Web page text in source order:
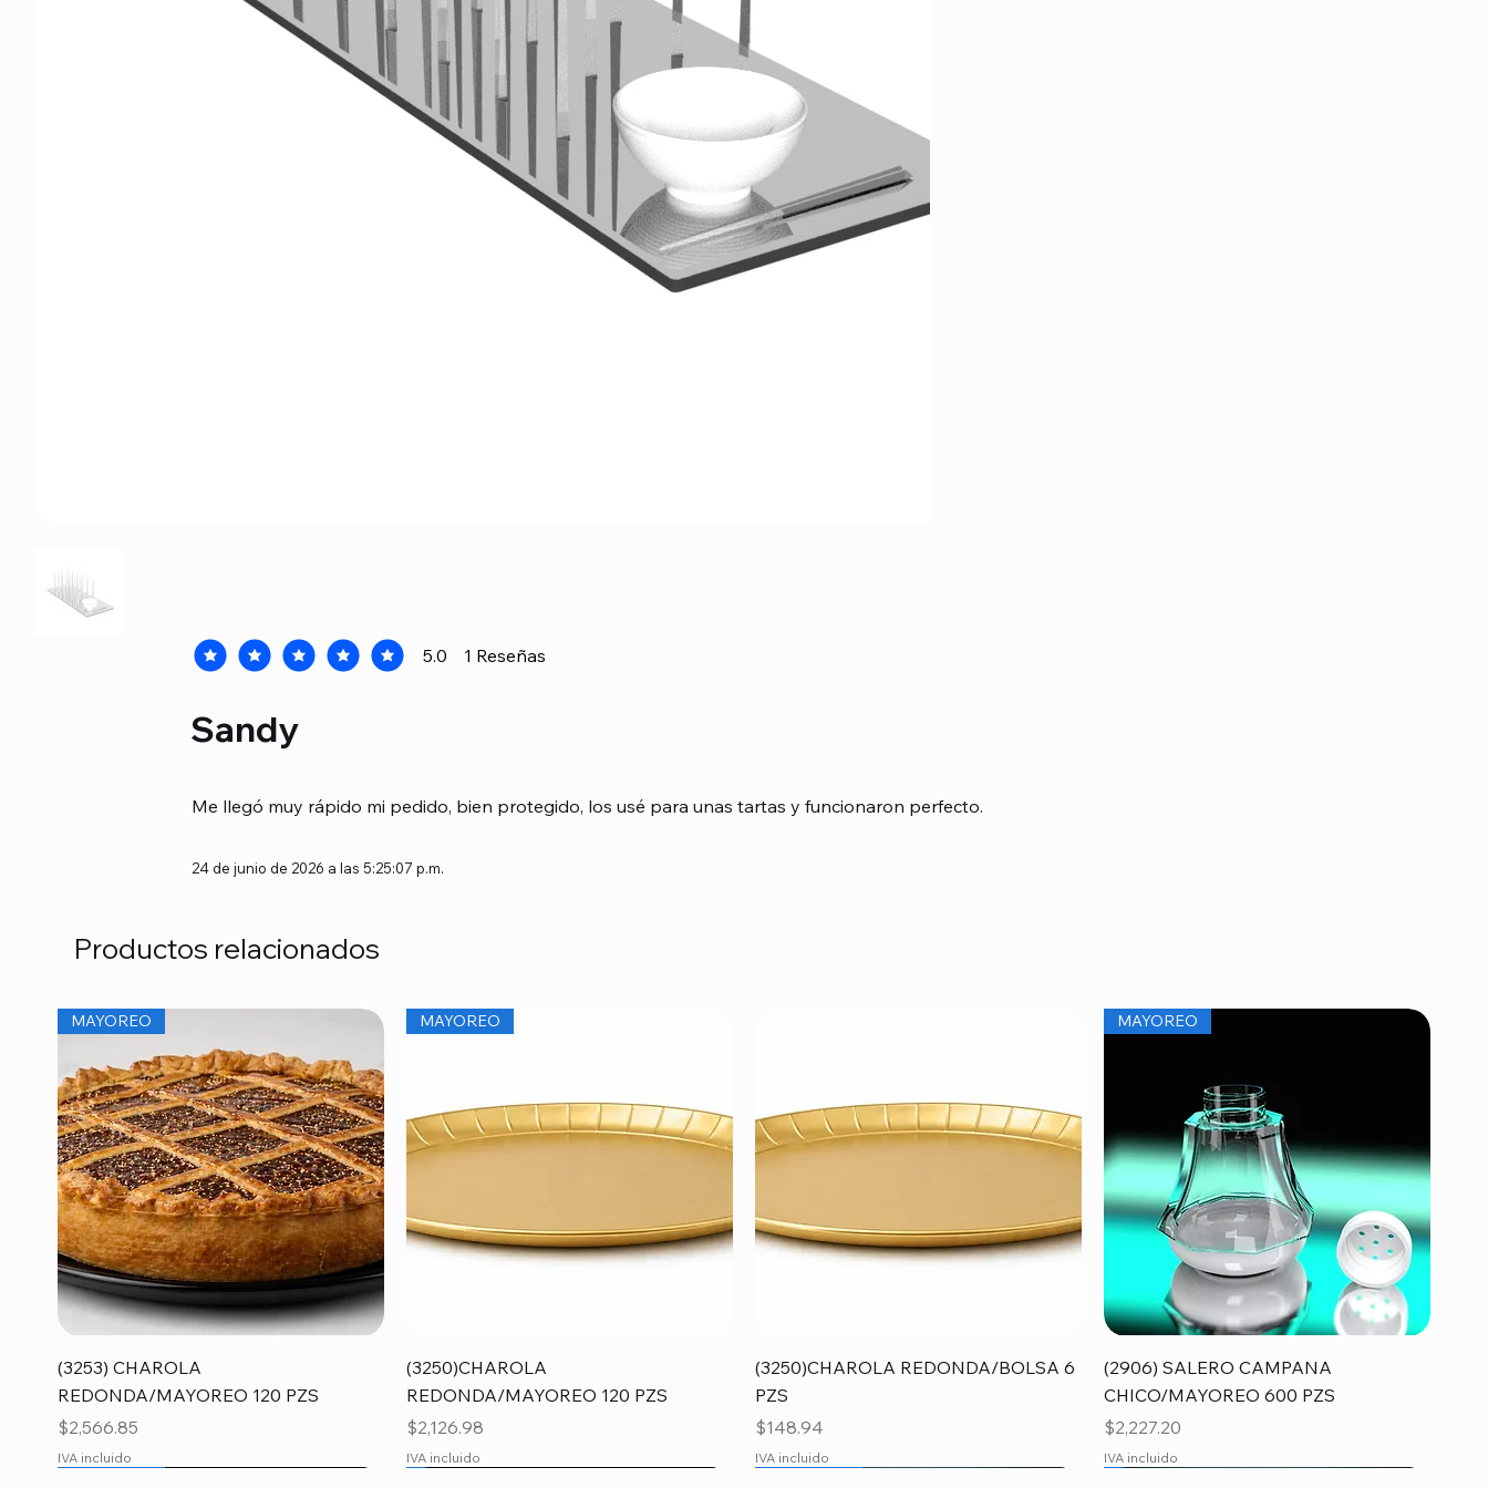
5.0 1 Reseñas
la calificación promedio es 5 de 5, basada en 1 votos, Reseñas
Sandy
Me llegó muy rápido mi pedido, bien protegido, los usé para unas tartas y funcionaron perfecto.
24 de junio de 2026 a las 5:25:07 p.m.
Productos relacionados
Vista rápida
MAYOREO
(3253) CHAROLA
REDONDA/MAYOREO 120 PZS
Precio
$2,566.85
IVA incluido
Vista rápida
MAYOREO
(3250)CHAROLA
REDONDA/MAYOREO 120 PZS
Precio
$2,126.98
IVA incluido
Vista rápida
(3250)CHAROLA REDONDA/BOLSA 6
PZS
Precio
$148.94
IVA incluido
Vista rápida
MAYOREO
(2906) SALERO CAMPANA
CHICO/MAYOREO 600 PZS
Precio
$2,227.20
IVA incluido